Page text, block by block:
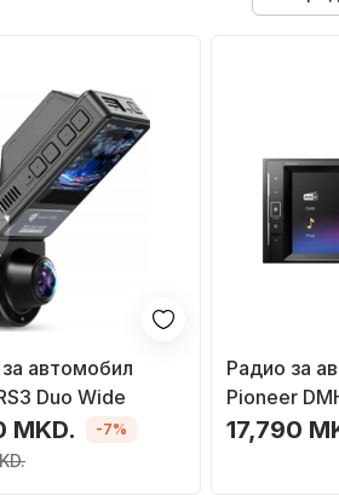
автомобил
Duo Wide
MKD. -7%
Радио за
Pioneer
17,790